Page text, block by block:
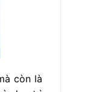
còn là